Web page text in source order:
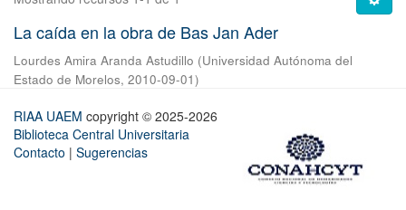
La caída en la obra de Bas Jan Ader
Lourdes Amira Aranda Astudillo (Universidad Autónoma del
Estado de Morelos, 2010-09-01)
RIAA UAEM copyright © 2025-2026
Biblioteca Central Universitaria
Contacto | Sugerencias